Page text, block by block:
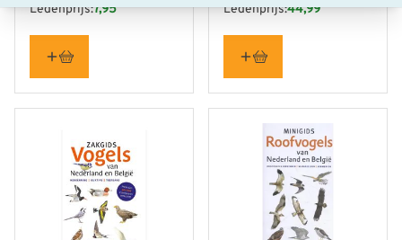
Ledenprijs:7,95 Ledenprijs:44,99